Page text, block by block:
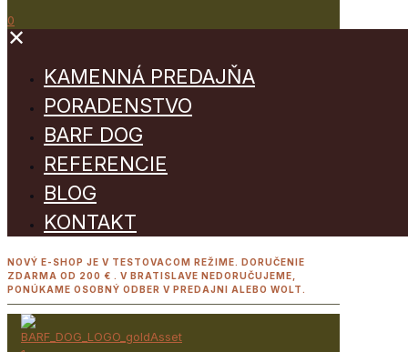
0
✕
KAMENNÁ PREDAJŇA
PORADENSTVO
BARF DOG
REFERENCIE
BLOG
KONTAKT
NOVÝ E-SHOP JE V TESTOVACOM REŽIME. DORUČENIE
ZDARMA OD 200 € . V BRATISLAVE NEDORUČUJEME,
PONÚKAME OSOBNÝ ODBER V PREDAJNI ALEBO WOLT.